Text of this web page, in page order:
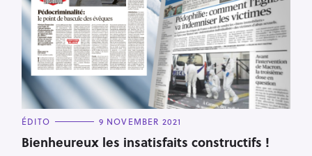
C
T
E
ÉDITO 9 NOVEMBER 2021
Bienheureux les insatisfaits constructifs !